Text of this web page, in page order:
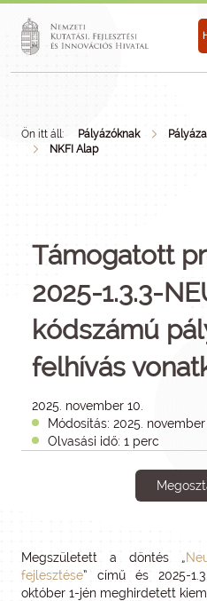
Ön itt áll: Pályázóknak
NKFI Alap
Támogatott
2025-1.3.3-
kódszámú
felhívás
2025. november 10.
Módosítás: 2025. november
Olvasási idő: 1 perc
Megszületett a döntés „
fejlesztése” című és 2025-
október 1-jén meghirdetett